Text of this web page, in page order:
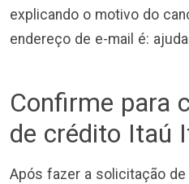
explicando o motivo do
endereço de e-mail é:
Confirme para
de crédito Itaú
Após fazer a solicitação de